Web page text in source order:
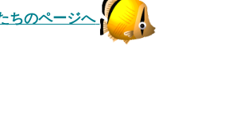
ちのページへ